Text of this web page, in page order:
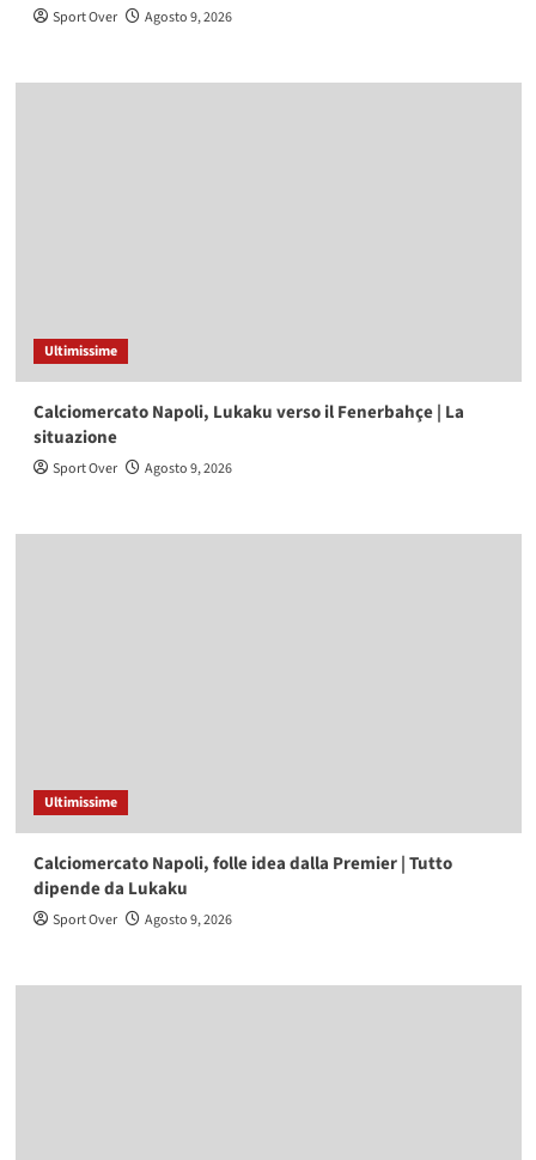
Sport Over Agosto 9, 2026
Ultimissime
Calciomercato Napoli, Lukaku verso il Fenerbahçe | La
situazione
Sport Over Agosto 9, 2026
Ultimissime
Calciomercato Napoli, folle idea dalla Premier | Tutto
dipende da Lukaku
Sport Over Agosto 9, 2026